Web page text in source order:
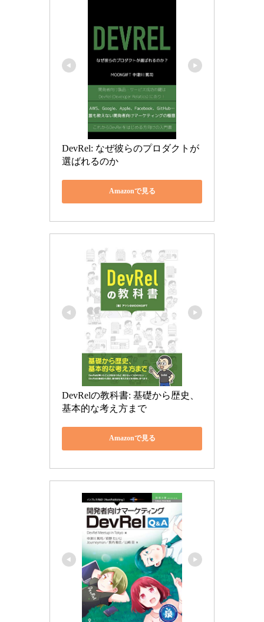
DevRel: なぜ彼らのプロダクトが
選ばれるのか
Amazonで見る
DevRelの教科書: 基礎から歴史、
基本的な考え方まで
Amazonで見る